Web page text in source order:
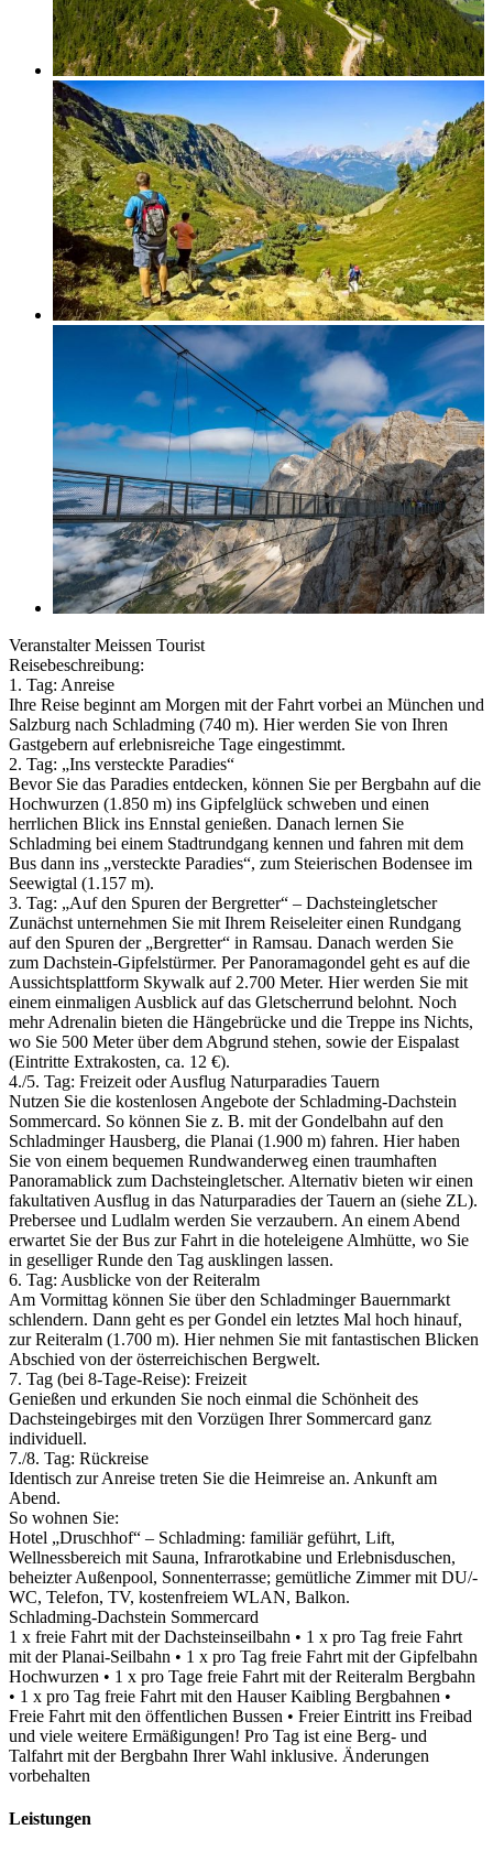
Veranstalter Meissen Tourist
Reisebeschreibung:
1. Tag: Anreise
Ihre Reise beginnt am Morgen mit der Fahrt vorbei an München und
Salzburg nach Schladming (740 m). Hier werden Sie von Ihren
Gastgebern auf erlebnisreiche Tage eingestimmt.
2. Tag: „Ins versteckte Paradies“
Bevor Sie das Paradies entdecken, können Sie per Bergbahn auf die
Hochwurzen (1.850 m) ins Gipfelglück schweben und einen
herrlichen Blick ins Ennstal genießen. Danach lernen Sie
Schladming bei einem Stadtrundgang kennen und fahren mit dem
Bus dann ins „versteckte Paradies“, zum Steierischen Bodensee im
Seewigtal (1.157 m).
3. Tag: „Auf den Spuren der Bergretter“ – Dachsteingletscher
Zunächst unternehmen Sie mit Ihrem Reiseleiter einen Rundgang
auf den Spuren der „Bergretter“ in Ramsau. Danach werden Sie
zum Dachstein-Gipfelstürmer. Per Panoramagondel geht es auf die
Aussichtsplattform Skywalk auf 2.700 Meter. Hier werden Sie mit
einem einmaligen Ausblick auf das Gletscherrund belohnt. Noch
mehr Adrenalin bieten die Hängebrücke und die Treppe ins Nichts,
wo Sie 500 Meter über dem Abgrund stehen, sowie der Eispalast
(Eintritte Extrakosten, ca. 12 €).
4./­5. Tag: Freizeit oder Ausflug Naturparadies Tauern
Nutzen Sie die kostenlosen Angebote der Schladming-Dachstein
Sommercard. So können Sie z. B. mit der Gondelbahn auf den
Schladminger Hausberg, die Planai (1.900 m) fahren. Hier haben
Sie von einem bequemen Rundwanderweg einen traumhaften
Panoramablick zum Dachsteingletscher. Alternativ bieten wir einen
fakultativen Ausflug in das Naturparadies der Tauern an (siehe ZL).
Prebersee und Ludlalm werden Sie verzaubern. An einem Abend
erwartet Sie der Bus zur Fahrt in die hoteleigene Almhütte, wo Sie
in geselliger Runde den Tag ausklingen lassen.
6. Tag: Ausblicke von der Reiteralm
Am Vormittag können Sie über den Schladminger Bauernmarkt
schlendern. Dann geht es per Gondel ein letztes Mal hoch hinauf,
zur Reiteralm (1.700 m). Hier nehmen Sie mit fantastischen Blicken
Abschied von der österreichischen Bergwelt.
7. Tag (bei 8-Tage-Reise): Freizeit
Genießen und erkunden Sie noch einmal die Schönheit des
Dachsteingebirges mit den Vorzügen Ihrer Sommercard ganz
individuell.
7./­8. Tag: Rückreise
Identisch zur Anreise treten Sie die Heimreise an. Ankunft am
Abend.
So wohnen Sie:
Hotel „Druschhof“ – Schladming: familiär geführt, Lift,
Wellnessbereich mit Sauna, Infrarotkabine und Erlebnisduschen,
beheizter Außenpool, Sonnenterrasse; gemütliche Zimmer mit DU/­
WC, Telefon, TV, kostenfreiem WLAN, Balkon.
Schladming-Dachstein Sommercard
1 x freie Fahrt mit der Dachsteinseilbahn • 1 x pro Tag freie Fahrt
mit der Planai-Seilbahn • 1 x pro Tag freie Fahrt mit der Gipfelbahn
Hochwurzen • 1 x pro Tage freie Fahrt mit der Reiteralm Bergbahn
• 1 x pro Tag freie Fahrt mit den Hauser Kaibling Bergbahnen •
Freie Fahrt mit den öffentlichen Bussen • Freier Eintritt ins Freibad
und viele weitere Ermäßigungen! Pro Tag ist eine Berg- und
Talfahrt mit der Bergbahn Ihrer Wahl inklusive. Änderungen
vorbehalten
Leistungen